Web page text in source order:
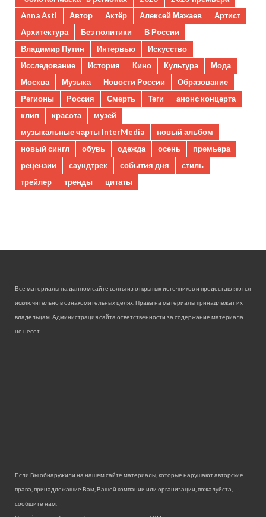
Anna Asti
Автор Актёр Алексей Мажаев
Артист
Архитектура
Без политики
В России
Владимир Путин
Интервью
Искусство
Исследование
История Кино Культура
Мода
Москва
Музыка Новости России
Образование
Регионы
Россия Смерть Теги
анонс концерта
клип
красота
музей
музыкальные чарты InterMedia
новый альбом
новый сингл
обувь одежда осень
премьера
рецензии
саундтрек события дня
стиль
трейлер
тренды цитаты
Все материалы на данном сайте взяты из открытых источников и предоставляются
исключительно в ознакомительных целях. Права на материалы принадлежат их
владельцам. Администрация сайта ответственности за содержание материала
не несет.
Если Вы обнаружили на нашем сайте материалы, которые нарушают авторские
права, принадлежащие Вам, Вашей компании или организации, пожалуйста,
сообщите нам.